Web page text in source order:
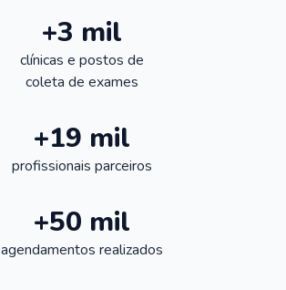
+3 mil
clínicas e postos de
coleta de exames
+19 mil
profissionais parceiros
+50 mil
agendamentos realizados